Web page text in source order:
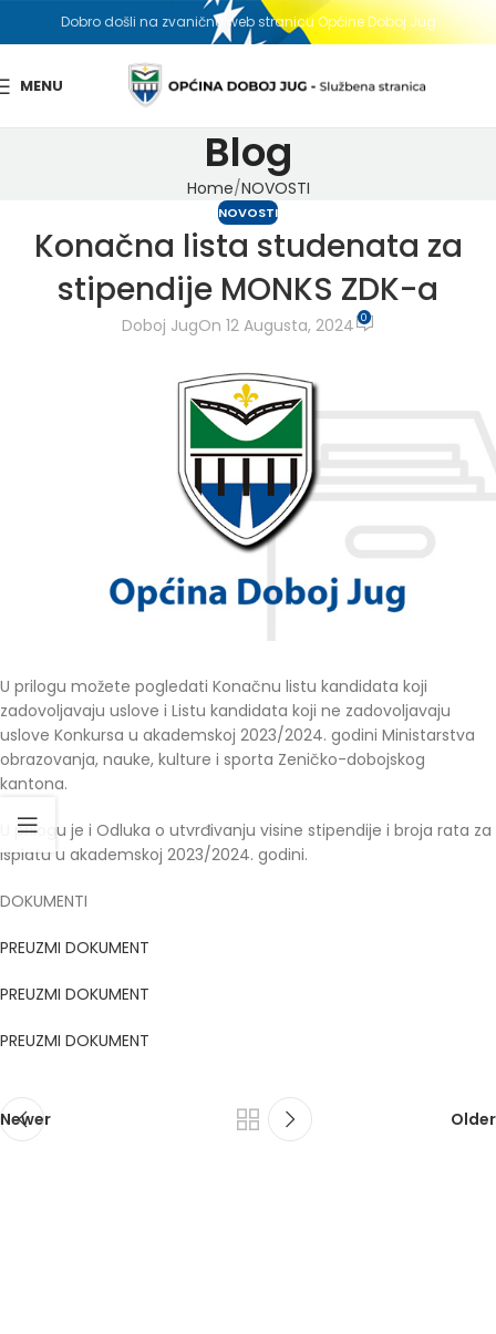
Dobro došli na zvaničnu web stranicu Općine Doboj Jug
MENU
Blog
Home NOVOSTI
NOVOSTI
Konačna lista studenata za
stipendije MONKS ZDK-a
Doboj JugOn 12 Augusta, 2024 0
U prilogu možete pogledati Konačnu listu kandidata koji
zadovoljavaju uslove i Listu kandidata koji ne zadovoljavaju
uslove Konkursa u akademskoj 2023/2024. godini Ministarstva
obrazovanja, nauke, kulture i sporta Zeničko-dobojskog
kantona.
U prilogu je i Odluka o utvrđivanju visine stipendije i broja rata za
isplatu u akademskoj 2023/2024. godini.
DOKUMENTI
PREUZMI DOKUMENT
PREUZMI DOKUMENT
PREUZMI DOKUMENT
Newer Older